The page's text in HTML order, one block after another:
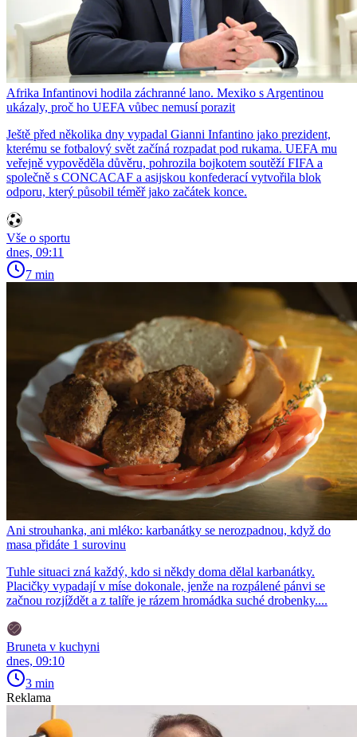
Afrika Infantinovi hodila záchranné lano. Mexiko s Argentinou
ukázaly, proč ho UEFA vůbec nemusí porazit
Ještě před několika dny vypadal Gianni Infantino jako prezident,
kterému se fotbalový svět začíná rozpadat pod rukama. UEFA mu
veřejně vypověděla důvěru, pohrozila bojkotem soutěží FIFA a
společně s CONCACAF a asijskou konfederací vytvořila blok
odporu, který působil téměř jako začátek konce.
Vše o sportu
dnes, 09:11
7 min
Ani strouhanka, ani mléko: karbanátky se nerozpadnou, když do
masa přidáte 1 surovinu
Tuhle situaci zná každý, kdo si někdy doma dělal karbanátky.
Placičky vypadají v míse dokonale, jenže na rozpálené pánvi se
začnou rozjíždět a z talíře je rázem hromádka suché drobenky....
Bruneta v kuchyni
dnes, 09:10
3 min
Reklama